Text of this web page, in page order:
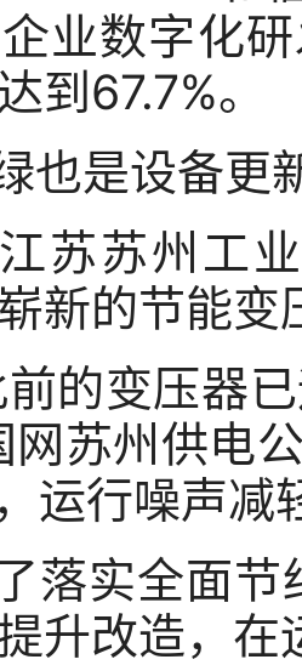
业数字化
到67.7%。
是设备更
苏州工业
新的节能变
变压器已
网苏州供电
运行噪声减
实全面节
升改造，